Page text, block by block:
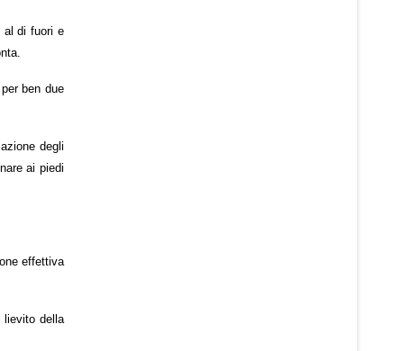
al di fuori e
ben due
degli
ai piedi
effettiva
lievito della